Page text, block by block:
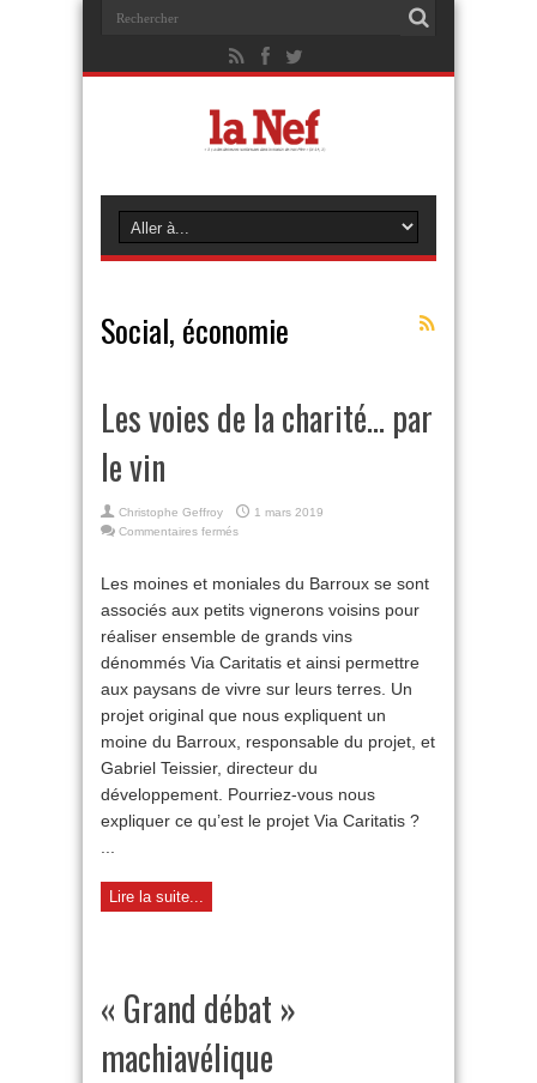
Social, économie
Les voies de la charité… par
le vin
Christophe Geffroy
1 mars 2019
Commentaires fermés
de
la
par
le
Les moines et moniales du Barroux se sont
associés aux petits vignerons voisins pour
réaliser ensemble de grands vins
dénommés Via Caritatis et ainsi permettre
aux paysans de vivre sur leurs terres. Un
projet original que nous expliquent un
moine du Barroux, responsable du projet, et
Gabriel Teissier, directeur du
développement. Pourriez-vous nous
expliquer ce qu’est le projet Via Caritatis ?
Lire la suite...
« Grand débat »
machiavélique